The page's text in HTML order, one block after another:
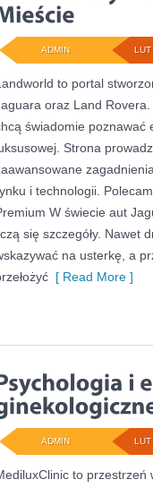
ADMIN
to portal
oraz Land
świadomie poznawać
Strona
i technologii.
W świecie aut
się szczegóły. Nawet
na usterkę, a
[ Read More ]
ADMIN
to przestrzeń